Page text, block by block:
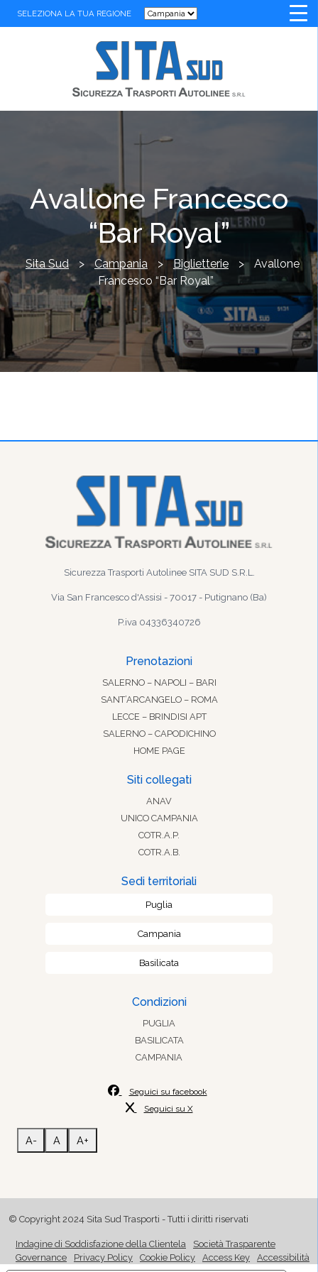
SELEZIONA LA TUA REGIONE
Avallone Francesco
“Bar Royal”
Sita Sud > Campania > Biglietterie > Avallone
Francesco “Bar Royal”
Sicurezza Trasporti Autolinee SITA SUD S.R.L.
Via San Francesco d'Assisi - 70017 - Putignano (Ba)
P.iva 04336340726
Prenotazioni
SALERNO – NAPOLI – BARI
SANT’ARCANGELO – ROMA
LECCE – BRINDISI APT
SALERNO – CAPODICHINO
HOME PAGE
Siti collegati
ANAV
UNICO CAMPANIA
COTR.A.P.
COTR.A.B.
Sedi territoriali
Puglia
Campania
Basilicata
Condizioni
PUGLIA
BASILICATA
CAMPANIA
Seguici su facebook
Seguici su X
A- A A+
© Copyright 2024 Sita Sud Trasporti - Tutti i diritti riservati
Indagine di Soddisfazione della Clientela
Società Trasparente
Governance
Privacy Policy Cookie Policy Access Key Accessibilità